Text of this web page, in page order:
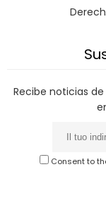
Recibe noticias
Consent to